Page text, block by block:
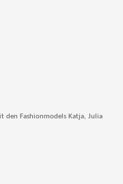
den Fashionmodels Katja, Julia